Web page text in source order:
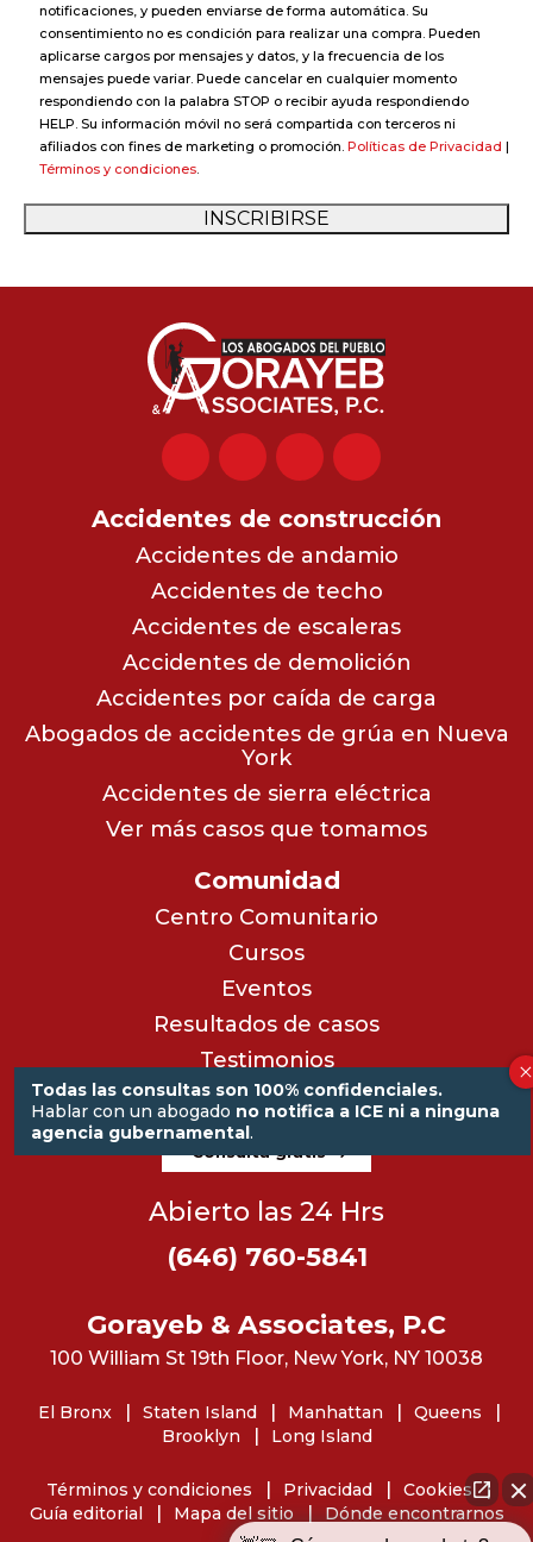
notificaciones, y pueden enviarse de forma automática. Su
consentimiento no es condición para realizar una compra. Pueden
aplicarse cargos por mensajes y datos, y la frecuencia de los
mensajes puede variar. Puede cancelar en cualquier momento
respondiendo con la palabra STOP o recibir ayuda respondiendo
HELP. Su información móvil no será compartida con terceros ni
afiliados con fines de marketing o promoción. Políticas de Privacidad |
Términos y condiciones.
INSCRIBIRSE
Accidentes de construcción
Accidentes de andamio
Accidentes de techo
Accidentes de escaleras
Accidentes de demolición
Accidentes por caída de carga
Abogados de accidentes de grúa en Nueva
York
Accidentes de sierra eléctrica
Ver más casos que tomamos
Comunidad
Centro Comunitario
Cursos
Eventos
Resultados de casos
Testimonios
Blog
Consulta gratis
Abierto las 24 Hrs
(646) 760-5841
Gorayeb & Associates, P.C
100 William St 19th Floor, New York, NY 10038
El Bronx Staten Island Manhattan
Queens
Brooklyn
Long Island
Términos y condiciones Privacidad
Cookies
Guía editorial
Mapa del sitio Dónde encontrarnos
Todas las consultas son 100% confidenciales.
Hablar con un abogado no notifica a ICE ni a ninguna
agencia gubernamental.